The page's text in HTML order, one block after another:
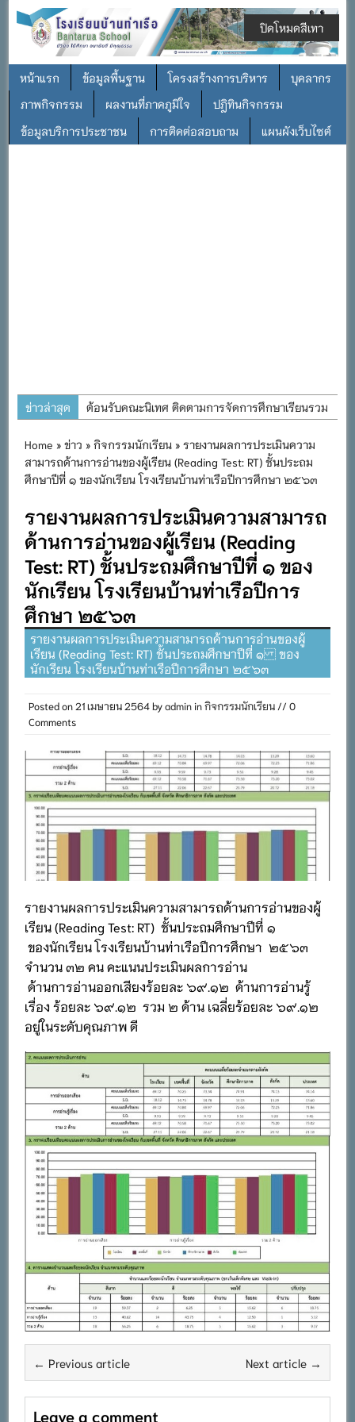
หน้าแรก ข้อมูลพื้นฐาน โครงสร้างการบริหาร
บุคลากร
ภาพกิจกรรม
ผลงานที่ภาคภูมิใจ
ปฎิทินกิจกรรม
ข้อมูลบริการประชาชน
การติดต่อสอบถาม แผนผังเว็บไซต์
ข่าวล่าสุด
ต้อนรับคณะนิเทศ ติดตามการจัดการศึกษาเรียนรวม
การอบรมการจัดทำแผนพัฒนาการจัดการศึกษาและ
แผนปฏิบัติการประจำปีของโรงเรียนในสังกัด
พิธีถวายเครื่องราชสักการะ วางพานพุ่ม และจุด
เทียนถวายพระพรชัยมงคล เนื่องในโอกาสวันเฉลิม
พระชนมพรรษา พระบาทสมเด็จพระเจ้าอยู่หัว ๒๘
กรกฎาคม ๒๕๖๙
กิจกรรมถวายเทียนพรรษา สืบสานพระพุทธศาสนา
เนื่องในวันอาสาฬหบูชาและวันเข้าพรรษา
กิจกรรม SAFETY FOR KIDS เสริมสร้างวินัยและ
ความปลอดภัยในการใช้รถใช้ถนน
Home »ข่าว »กิจกรรมนักเรียน » รายงานผลการประเมินความ
สามารถด้านการอ่านของผู้เรียน (Reading Test: RT) ชั้นประถม
ศึกษาปีที่ ๑ ของนักเรียน โรงเรียนบ้านท่าเรือปีการศึกษา ๒๕๖๓
รายงานผลการประเมินความสามารถ
ด้านการอ่านของผู้เรียน (Reading
Test: RT) ชั้นประถมศึกษาปีที่ ๑ ของ
นักเรียน โรงเรียนบ้านท่าเรือปีการ
ศึกษา ๒๕๖๓
รายงานผลการประเมินความสามารถด้านการอ่านของผู้
เรียน (Reading Test: RT) ชั้นประถมศึกษาปีที่ ๑ ของ
นักเรียน โรงเรียนบ้านท่าเรือปีการศึกษา ๒๕๖๓
Posted on21 เมษายน 2564byadmininกิจกรรมนักเรียน // 0
Comments
รายงานผลการประเมินความสามารถด้านการอ่านของผู้
เรียน (Reading Test: RT) ชั้นประถมศึกษาปีที่ ๑
ของนักเรียน โรงเรียนบ้านท่าเรือปีการศึกษา ๒๕๖๓
จำนวน ๓๒ คน คะแนนประเมินผลการอ่าน
ด้านการอ่านออกเสียงร้อยละ ๖๙.๑๒ ด้านการอ่านรู้
เรื่อง ร้อยละ ๖๙.๑๒ รวม ๒ ด้าน เฉลี่ยร้อยละ ๖๙.๑๒
อยู่ในระดับคุณภาพ ดี
← Previous article Next article →
Leave a comment
ปิดโหมดสีเทา